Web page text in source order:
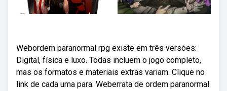
Webordem paranormal rpg existe em três versões:
Digital, física e luxo. Todas incluem o jogo completo,
mas os formatos e materiais extras variam. Clique no
link de cada uma para. Weberrata de ordem paranormal